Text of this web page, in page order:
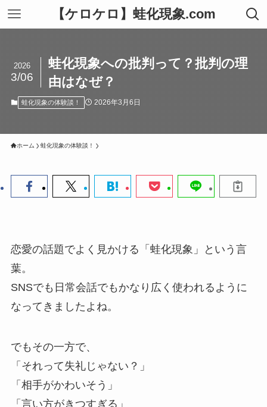
【ケロケロ】蛙化現象.com
蛙化現象への批判って？批判の理
由はなぜ？
2026
3/06
蛙化現象の体験談！ 2026年3月6日
ホーム 蛙化現象の体験談！
恋愛の話題でよく見かける「蛙化現象」という言
葉。
SNSでも日常会話でもかなり広く使われるように
なってきましたよね。
でもその一方で、
「それって失礼じゃない？」
「相手がかわいそう」
「言い方がきつすぎる」